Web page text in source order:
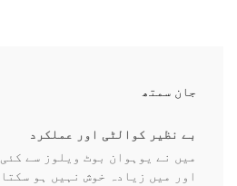
جان سمتھ
بے نظیر کوالٹی اور عملکرد
میں نے یوہوان بوٹ ویلوز سے
اور میں زیادہ خوش نہیں ہو